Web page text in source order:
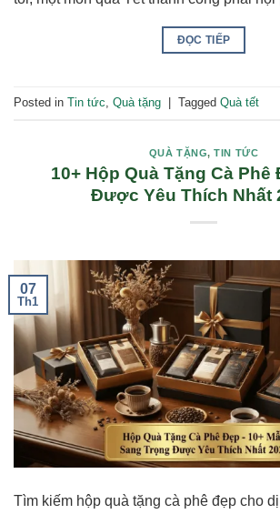
ĐỌC TIẾP
Posted in Tin tức Quà tặng Tagged Quà tết
QUÀ TẶNG,TIN TỨC
10+ Hộp Quà Tặng Cà Phê
Được Yêu Thích Nhất
07
Th1
Tìm kiếm hộp quà tặng cà phê đẹp cho